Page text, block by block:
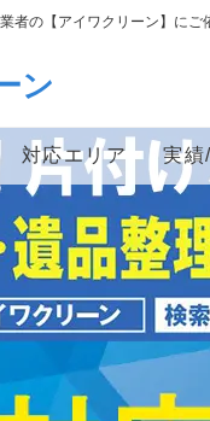
者の【アイワクリーン】にご
ン
対応エリア 実績